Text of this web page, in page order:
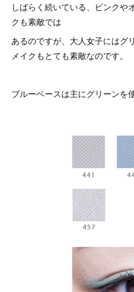
しばらく続いている、ピンクや
クも素敵では
あるのですが、大人女子にはグ
メイクもとても素敵なのです。
ブルーベースは主にグリーンを